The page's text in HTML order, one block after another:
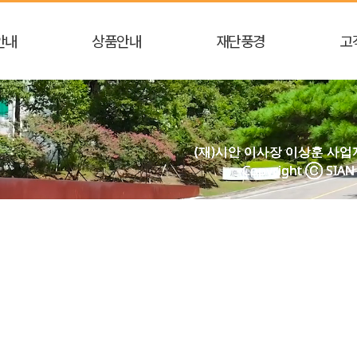
내 상품안내 재단풍경 고